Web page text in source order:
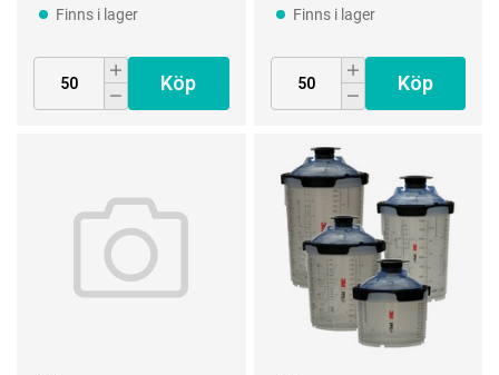
Finns i lager
Köp
Finns i lager
Köp